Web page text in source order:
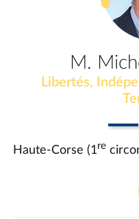
M.
Libertés,
Haute-Corse (1re